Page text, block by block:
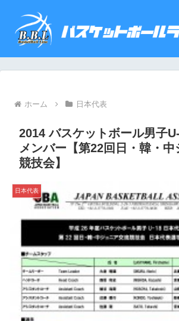
ホーム 日本代表
2014 バスケットボール男子
メンバー【第22回日・韓・
競技会】
日本代表